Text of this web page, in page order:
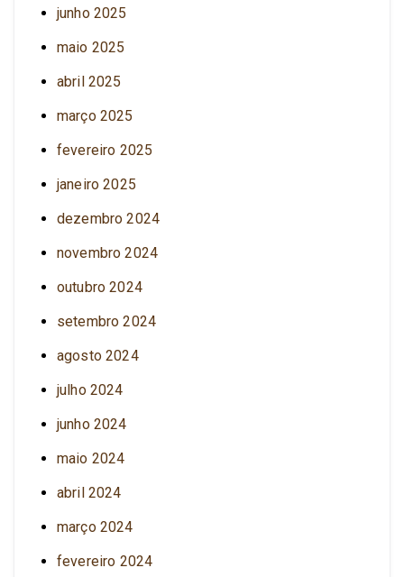
junho 2025
maio 2025
abril 2025
março 2025
fevereiro 2025
janeiro 2025
dezembro 2024
novembro 2024
outubro 2024
setembro 2024
agosto 2024
julho 2024
junho 2024
maio 2024
abril 2024
março 2024
fevereiro 2024